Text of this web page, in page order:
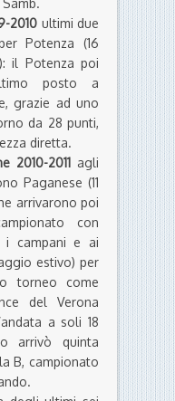
2010 ultimi due
Potenza (16
il Potenza poi
posto a
grazie ad uno
da 28 punti,
diretta.
2010-2011 agli
Paganese (11
arrivarono poi
con
i campani e ai
estivo) per
torneo come
del Verona
a soli 18
arrivò quinta
B, campionato